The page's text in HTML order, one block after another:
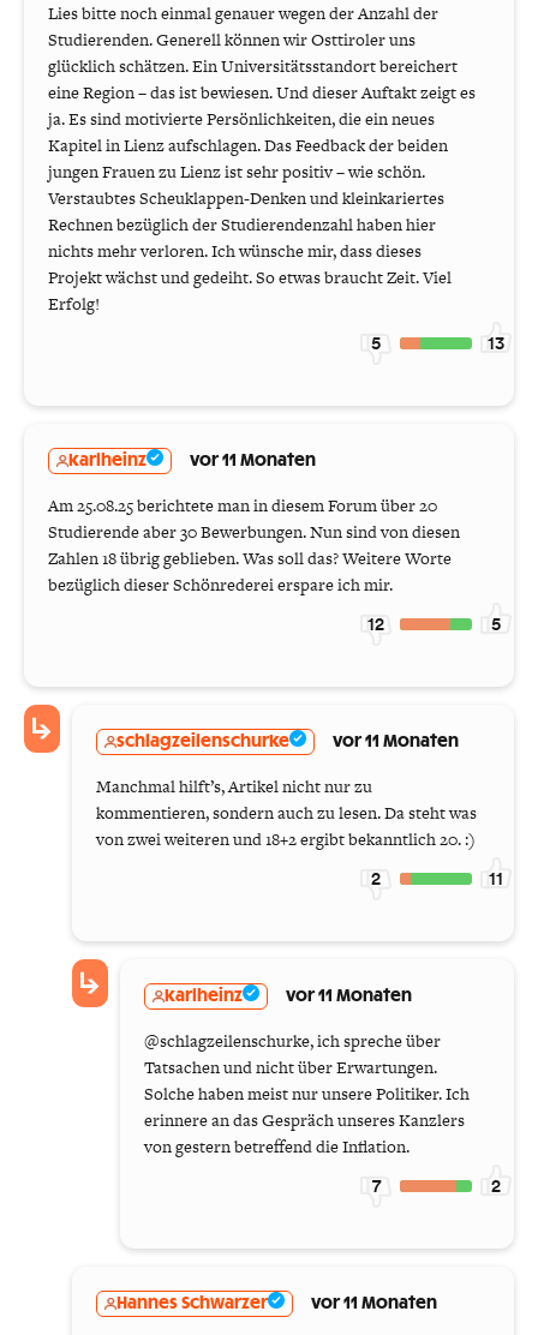
Lies bitte noch einmal genauer wegen der Anzahl der
Studierenden. Generell können wir Osttiroler uns
glücklich schätzen. Ein Universitätsstandort bereichert
eine Region – das ist bewiesen. Und dieser Auftakt zeigt es
ja. Es sind motivierte Persönlichkeiten, die ein neues
Kapitel in Lienz aufschlagen. Das Feedback der beiden
jungen Frauen zu Lienz ist sehr positiv – wie schön.
Verstaubtes Scheuklappen-Denken und kleinkariertes
Rechnen bezüglich der Studierendenzahl haben hier
nichts mehr verloren. Ich wünsche mir, dass dieses
Projekt wächst und gedeiht. So etwas braucht Zeit. Viel
Erfolg!
5 13
karlheinz vor 11 Monaten
Am 25.08.25 berichtete man in diesem Forum über 20
Studierende aber 30 Bewerbungen. Nun sind von diesen
Zahlen 18 übrig geblieben. Was soll das? Weitere Worte
bezüglich dieser Schönrederei erspare ich mir.
12 5
schlagzeilenschurke vor 11 Monaten
Manchmal hilft’s, Artikel nicht nur zu
kommentieren, sondern auch zu lesen. Da steht was
von zwei weiteren und 18+2 ergibt bekanntlich 20. :)
2 11
karlheinz vor 11 Monaten
@schlagzeilenschurke, ich spreche über
Tatsachen und nicht über Erwartungen.
Solche haben meist nur unsere Politiker. Ich
erinnere an das Gespräch unseres Kanzlers
von gestern betreffend die Inflation.
7 2
Hannes Schwarzer vor 11 Monaten